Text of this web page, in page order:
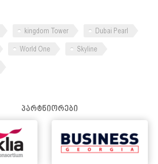
kingdom Tower Dubai Pearl
World One Skyline
პარტნიორები